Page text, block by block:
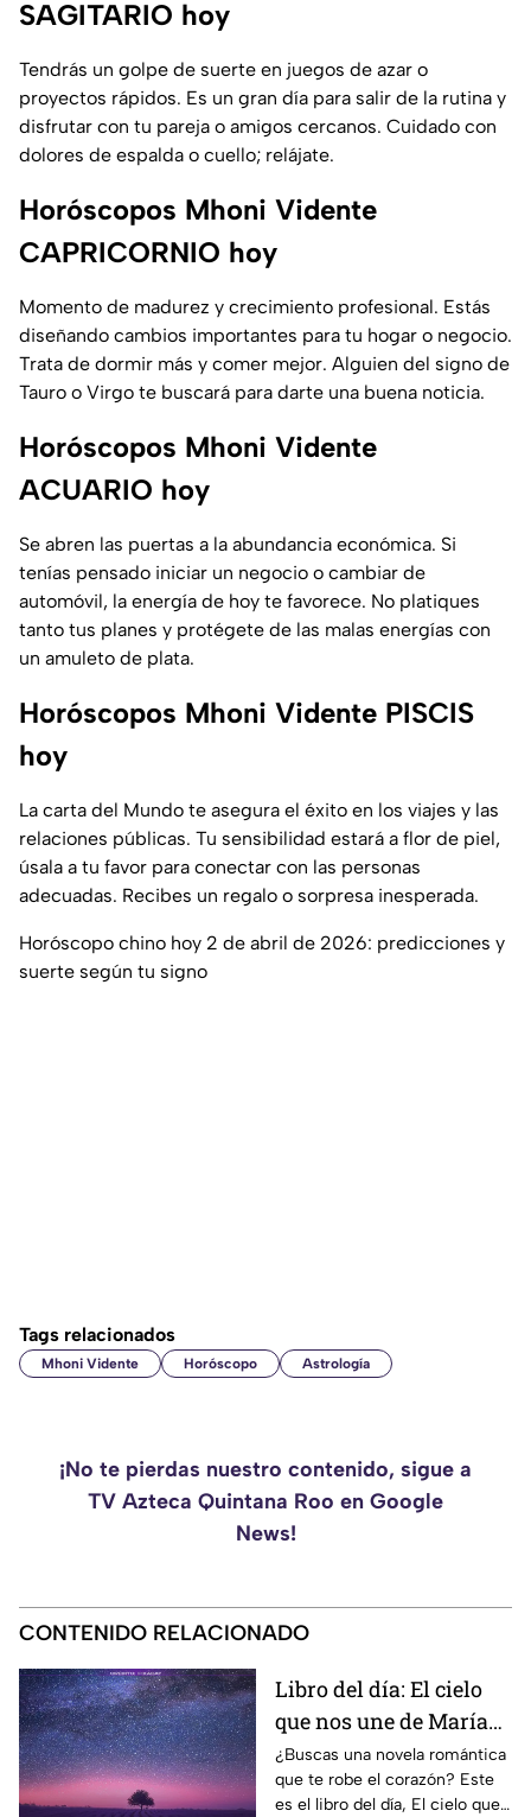
SAGITARIO hoy
Tendrás un golpe de suerte en juegos de azar o
proyectos rápidos. Es un gran día para salir de la rutina y
disfrutar con tu pareja o amigos cercanos. Cuidado con
dolores de espalda o cuello; relájate.
Horóscopos Mhoni Vidente
CAPRICORNIO hoy
Momento de madurez y crecimiento profesional. Estás
diseñando cambios importantes para tu hogar o negocio.
Trata de dormir más y comer mejor. Alguien del signo de
Tauro o Virgo te buscará para darte una buena noticia.
Horóscopos Mhoni Vidente
ACUARIO hoy
Se abren las puertas a la abundancia económica. Si
tenías pensado iniciar un negocio o cambiar de
automóvil, la energía de hoy te favorece. No platiques
tanto tus planes y protégete de las malas energías con
un amuleto de plata.
Horóscopos Mhoni Vidente PISCIS
hoy
La carta del Mundo te asegura el éxito en los viajes y las
relaciones públicas. Tu sensibilidad estará a flor de piel,
úsala a tu favor para conectar con las personas
adecuadas. Recibes un regalo o sorpresa inesperada.
Horóscopo chino hoy 2 de abril de 2026: predicciones y
suerte según tu signo
Tags relacionados
Mhoni Vidente Horóscopo Astrología
¡No te pierdas nuestro contenido, sigue a
TV Azteca Quintana Roo en Google
News!
CONTENIDO RELACIONADO
Libro del día: El cielo
que nos une de María
Vaquero
¿Buscas una novela romántica
que te robe el corazón? Este
es el libro del día, El cielo que